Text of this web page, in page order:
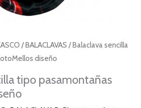
/BALACLAVAS / Balaclava sencilla
diseño
tipo pasamontañas